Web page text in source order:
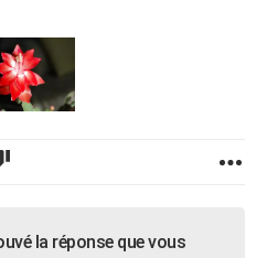
la réponse que vous